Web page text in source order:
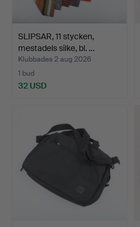
SLIPSAR, 11 stycken,
mestadels silke, bl. …
Klubbades 2 aug 2026
1 bud
32 USD